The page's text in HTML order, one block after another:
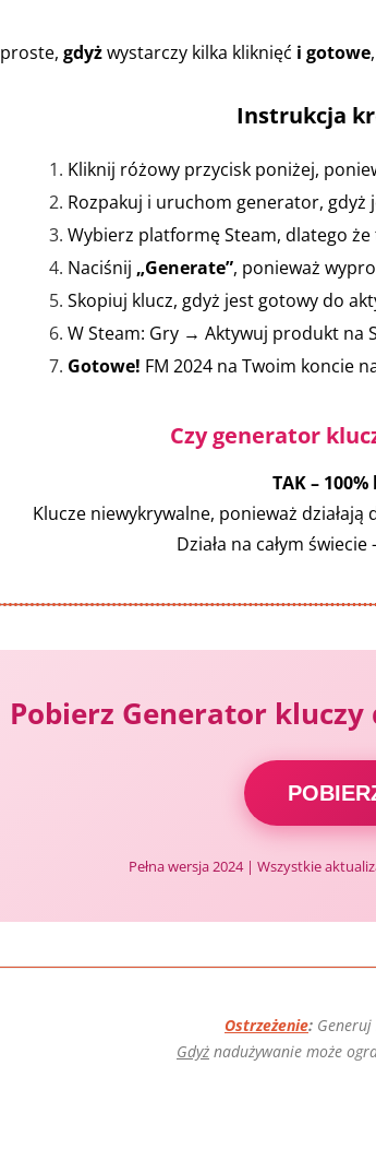
gdyżwystarczy kilka kliknięć i gotowe
Instrukcja
Kliknij różowy przycisk poniżej,
Rozpakuj i uruchom generator, gdyż
Wybierz platformę Steam, dlatego
Naciśnij „Generate”, ponieważ
Skopiuj klucz, gdyż jest gotowy do
W Steam: Gry → Aktywuj produkt na
Gotowe! FM 2024 na Twoim koncie
Czy generator
TAK –
Klucze niewykrywalne, ponieważ
Działa na całym
Pobierz Generator
Pełna wersja 2024 | Wszystkie
Ostrzeżenie:
Gdyż nadużywanie może